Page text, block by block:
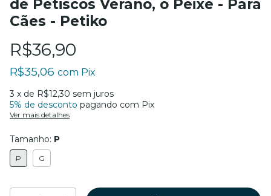
de Petiscos Verano, o Peixe - Para
Cães - Petiko
R$36,90
R$35,06 com Pix
3 x de R$12,30 sem juros
5% de desconto pagando com Pix
Ver mais detalhes
Tamanho: P
P G